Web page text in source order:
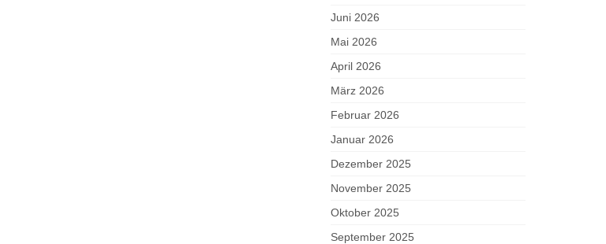
Juni 2026
Mai 2026
April 2026
März 2026
Februar 2026
Januar 2026
Dezember 2025
November 2025
Oktober 2025
September 2025